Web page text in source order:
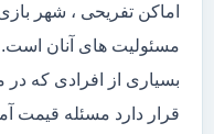
اماکن تفریحی ، شهر
مسئولیت های آنان است.
بسیاری از افرادی که
قرار دارد مسئله